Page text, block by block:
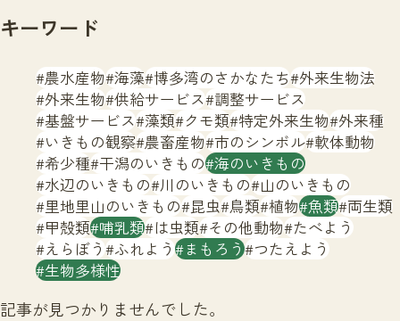
文字サイズ 小 中 大
生物多様性ふくおかウェブセンターとは
サイトマップ
キーワード
農水産物 海藻 博多湾のさかなたち 外来生物法
外来生物 供給サービス 調整サービス
基盤サービス 藻類 クモ類 特定外来生物 外来種
いきもの観察 農畜産物 市のシンボル 軟体動物
希少種 干潟のいきもの 海のいきもの
水辺のいきもの 川のいきもの 山のいきもの
里地里山のいきもの 昆虫 鳥類 植物 魚類 両生類
甲殻類 哺乳類 は虫類 その他動物 たべよう
えらぼう ふれよう まもろう つたえよう
生物多様性
記事が見つかりませんでした。